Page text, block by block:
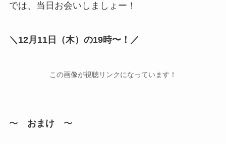
では、当日お会いしましょー！
＼12月11日（木）の19時〜！／
この画像が視聴リンクになっています！
〜 おまけ 〜